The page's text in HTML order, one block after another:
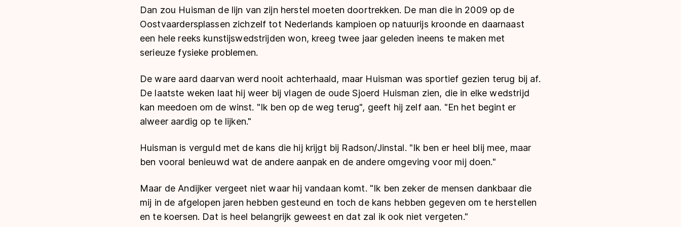
Dan zou Huisman de lijn van zijn herstel moeten doortrekken. De man die in 2009 op de
Oostvaardersplassen zichzelf tot Nederlands kampioen op natuurijs kroonde en daarnaast
een hele reeks kunstijswedstrijden won, kreeg twee jaar geleden ineens te maken met
serieuze fysieke problemen.
De ware aard daarvan werd nooit achterhaald, maar Huisman was sportief gezien terug bij af.
De laatste weken laat hij weer bij vlagen de oude Sjoerd Huisman zien, die in elke wedstrijd
kan meedoen om de winst. "Ik ben op de weg terug", geeft hij zelf aan. "En het begint er
alweer aardig op te lijken."
Huisman is verguld met de kans die hij krijgt bij Radson/Jinstal. "Ik ben er heel blij mee, maar
ben vooral benieuwd wat de andere aanpak en de andere omgeving voor mij doen."
Maar de Andijker vergeet niet waar hij vandaan komt. "Ik ben zeker de mensen dankbaar die
mij in de afgelopen jaren hebben gesteund en toch de kans hebben gegeven om te herstellen
en te koersen. Dat is heel belangrijk geweest en dat zal ik ook niet vergeten."